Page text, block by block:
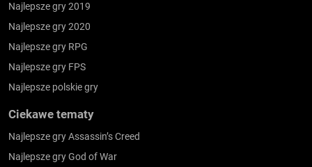
Najlepsze gry 2019
Najlepsze gry 2020
Najlepsze gry RPG
Najlepsze gry FPS
Najlepsze polskie gry
Ciekawe tematy
Najlepsze gry Assassin’s Creed
Najlepsze gry God of War